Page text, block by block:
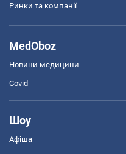
Ринки та компанії
MedOboz
Новини медицини
Covid
Шоу
Афіша